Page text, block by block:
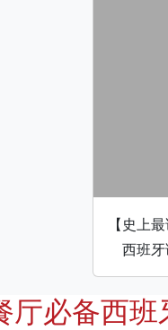
【史上
西班
厅必备西班